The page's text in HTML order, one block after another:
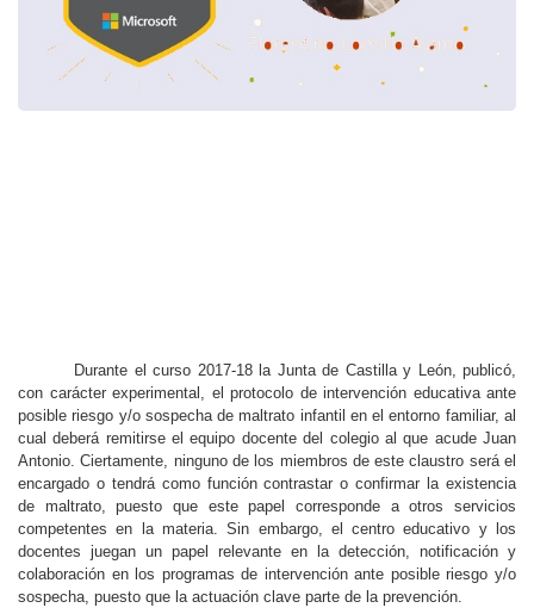
Durante el curso 2017-18 la Junta de Castilla y León, publicó,
con carácter experimental, el protocolo de intervención educativa ante
posible riesgo y/o sospecha de maltrato infantil en el entorno familiar, al
cual deberá remitirse el equipo docente del colegio al que acude Juan
Antonio. Ciertamente, ninguno de los miembros de este claustro será el
encargado o tendrá como función contrastar o confirmar la existencia
de maltrato, puesto que este papel corresponde a otros servicios
competentes en la materia. Sin embargo, el centro educativo y los
docentes juegan un papel relevante en la detección, notificación y
colaboración en los programas de intervención ante posible riesgo y/o
sospecha, puesto que la actuación clave parte de la prevención.